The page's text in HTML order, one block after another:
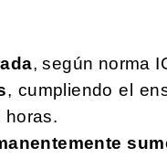
, según norma
, cumpliendo el
horas.